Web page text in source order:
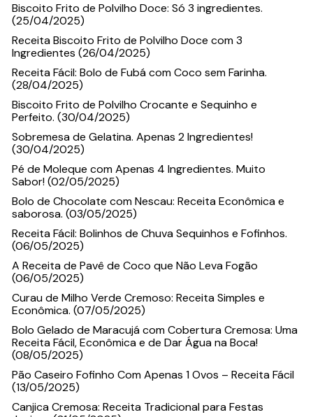
Biscoito Frito de Polvilho Doce: Só 3 ingredientes.
(25/04/2025)
Receita Biscoito Frito de Polvilho Doce com 3
Ingredientes (26/04/2025)
Receita Fácil: Bolo de Fubá com Coco sem Farinha.
(28/04/2025)
Biscoito Frito de Polvilho Crocante e Sequinho e
Perfeito. (30/04/2025)
Sobremesa de Gelatina. Apenas 2 Ingredientes!
(30/04/2025)
Pé de Moleque com Apenas 4 Ingredientes. Muito
Sabor! (02/05/2025)
Bolo de Chocolate com Nescau: Receita Econômica e
saborosa. (03/05/2025)
Receita Fácil: Bolinhos de Chuva Sequinhos e Fofinhos.
(06/05/2025)
A Receita de Pavê de Coco que Não Leva Fogão
(06/05/2025)
Curau de Milho Verde Cremoso: Receita Simples e
Econômica. (07/05/2025)
Bolo Gelado de Maracujá com Cobertura Cremosa: Uma
Receita Fácil, Econômica e de Dar Água na Boca!
(08/05/2025)
Pão Caseiro Fofinho Com Apenas 1 Ovos – Receita Fácil
(13/05/2025)
Canjica Cremosa: Receita Tradicional para Festas